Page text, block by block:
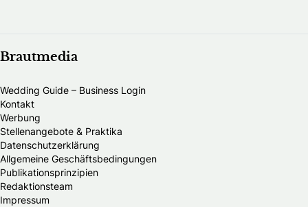
Brautmedia
Wedding Guide – Business Login
Kontakt
Werbung
Stellenangebote & Praktika
Datenschutzerklärung
Allgemeine Geschäftsbedingungen
Publikationsprinzipien
Redaktionsteam
Impressum